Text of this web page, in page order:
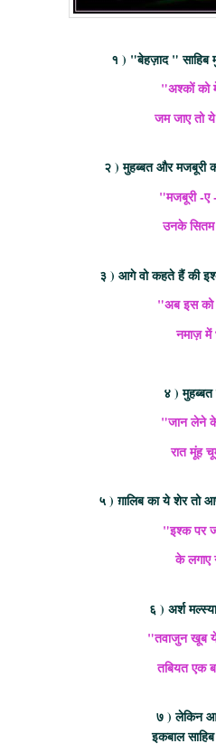
१ ) "बेहज़ाद " साहिब
"अश्कों को
जम जाए तो
२ ) मुहब्बत और मजबूरी
"मजबूरी -
उनके
३ ) आगे वो कहते हैं की
"अब इस
नमाज़ में
४ )
"जान लेने के
रात मूंह
५ ) ग़ालिब का ये शेर तो
"इश्क पर
के
६ ) अर्श
"तवाजुन खूब
तबियत एक
७ ) लेकिन
इकबाल